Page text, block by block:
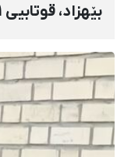
تەرمەکەی